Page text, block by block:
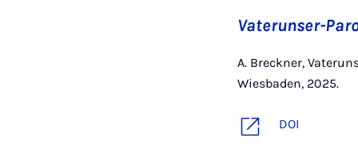
Vaterunser-
A. Breckner,
Wiesbaden, 2025.
DOI